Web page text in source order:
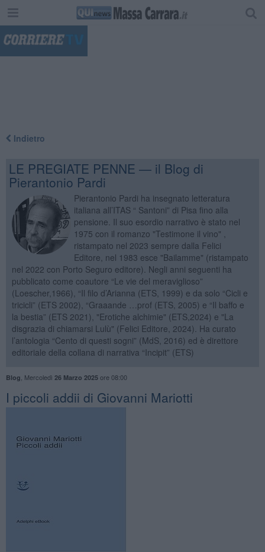
Indietro
LE PREGIATE PENNE — il Blog di
Pierantonio Pardi
Pierantonio Pardi ha insegnato letteratura
italiana all’ITAS “ Santoni” di Pisa fino alla
pensione. Il suo esordio narrativo è stato nel
1975 con il romanzo "Testimone il vino" ,
ristampato nel 2023 sempre dalla Felici
Editore, nel 1983 esce "Bailamme" (ristampato
nel 2022 con Porto Seguro editore). Negli anni seguenti ha
pubblicato come coautore “Le vie del meraviglioso”
(Loescher,1966), “Il filo d’Arianna (ETS, 1999) e da solo “Cicli e
tricicli” (ETS 2002), “Graaande …prof (ETS, 2005) e “Il baffo e
la bestia” (ETS 2021), "Erotiche alchimie" (ETS,2024) e "La
disgrazia di chiamarsi Lulù" (Felici Editore, 2024). Ha curato
l’antologia “Cento di questi sogni” (MdS, 2016) ed è direttore
editoriale della collana di narrativa “Incipit” (ETS)
Blog Mercoledì 26 Marzo 2025ore 08:00
​I piccoli addii di Giovanni Mariotti